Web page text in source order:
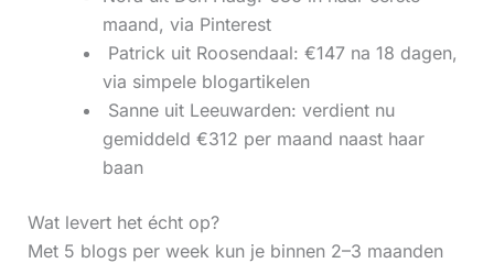
maand, via Pinterest
‍ Patrick uit Roosendaal: €147 na 18 dagen,
via simpele blogartikelen
‍ Sanne uit Leeuwarden: verdient nu
gemiddeld €312 per maand naast haar
baan
Wat levert het écht op?
Met 5 blogs per week kun je binnen 2–3 maanden